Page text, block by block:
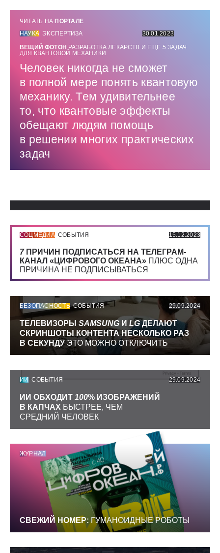
ЧИТАТЬ НА ПОРТАЛЕ
НАУКА ЭКСПЕРТИЗА
30.01.2023
ВЕЩИЙ ФОТОН РАЗРАБОТКА ЛЕКАРСТВ И ЕЩЕ 5ЗАДАЧ
ДЛЯ КВАНТОВОЙ МЕХАНИКИ
Человек никогда не сможет
в полной мере понять квантовую
механику. Тем удивительнее
то, что квантовые эффекты
обещают людям помощь
в решении многих практических
задач
СОЦМЕДИА СОБЫТИЯ 15.12.2023
7 ПРИЧИН ПОДПИСАТЬСЯ НА ТЕЛЕГРАМ-
КАНАЛ «ЦИФРОВОГО ОКЕАНА» ПЛЮС ОДНА
ПРИЧИНА НЕ ПОДПИСЫВАТЬСЯ
БЕЗОПАСНОСТЬ СОБЫТИЯ 29.09.2024
ТЕЛЕВИЗОРЫ SAMSUNG И LGДЕЛАЮТ
СКРИНШОТЫ КОНТЕНТА НЕСКОЛЬКО РАЗ
В СЕКУНДУЭТО МОЖНО ОТКЛЮЧИТЬ
ИИ СОБЫТИЯ 29.09.2024
ИИ ОБХОДИТ 100% ИЗОБРАЖЕНИЙ
В КАПЧАХ БЫСТРЕЕ, ЧЕМ
СРЕДНИЙ ЧЕЛОВЕК
ЖУРНАЛ
СВЕЖИЙ НОМЕР: ГУМАНОИДНЫЕ РОБОТЫ